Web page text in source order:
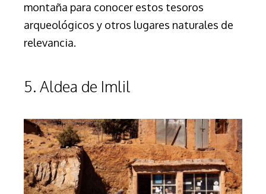
montaña para conocer estos tesoros
arqueológicos y otros lugares naturales de
relevancia.
5. Aldea de Imlil